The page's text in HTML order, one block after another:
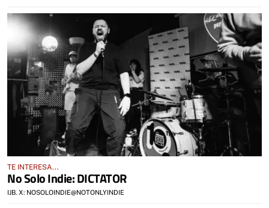
TE INTERESA...
No Solo Indie: DICTATOR
IJB. X: NOSOLOINDIE@NOTONLYINDIE